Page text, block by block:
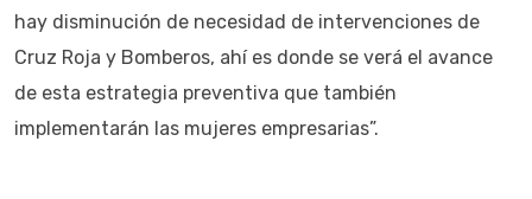
hay disminución de necesidad de intervenciones de
Cruz Roja y Bomberos, ahí es donde se verá el avance
de esta estrategia preventiva que también
implementarán las mujeres empresarias”.